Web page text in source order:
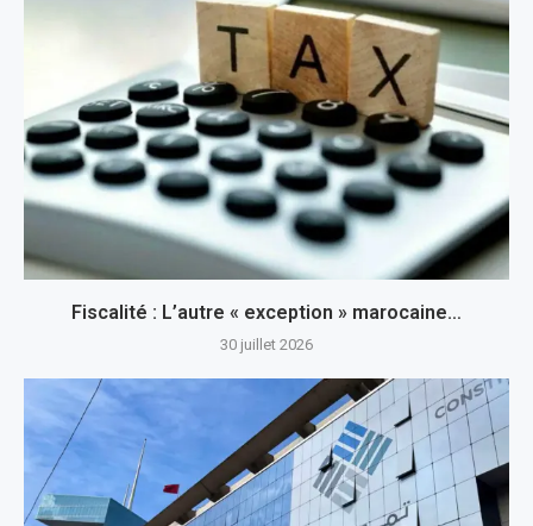
Fiscalité : L’autre « exception » marocaine…
30 juillet 2026